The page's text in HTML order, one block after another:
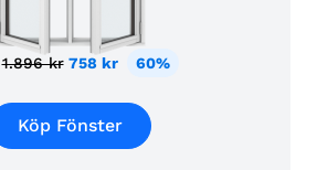
1.896 kr 758 kr 60%
Köp Fönster